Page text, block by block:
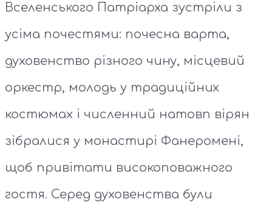
Вселенського Патріарха зустріли з
усіма почестями: почесна варта,
духовенство різного чину, місцевий
оркестр, молодь у традиційних
костюмах і численний натовп вірян
зібралися у монастирі Фанеромені,
щоб привітати високоповажного
гостя. Серед духовенства були